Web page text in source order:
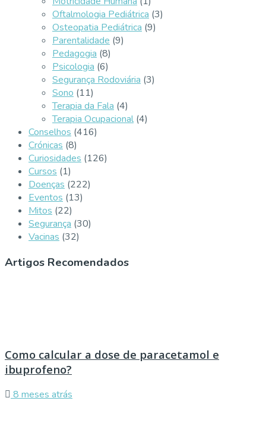
Oftalmologia Pediátrica (3)
Osteopatia Pediátrica (9)
Parentalidade (9)
Pedagogia (8)
Psicologia (6)
Segurança Rodoviária (3)
Sono (11)
Terapia da Fala (4)
Terapia Ocupacional (4)
Conselhos (416)
Crónicas (8)
Curiosidades (126)
Cursos (1)
Doenças (222)
Eventos (13)
Mitos (22)
Segurança (30)
Vacinas (32)
Artigos Recomendados
Como calcular a dose de paracetamol e
ibuprofeno?
8 meses atrás